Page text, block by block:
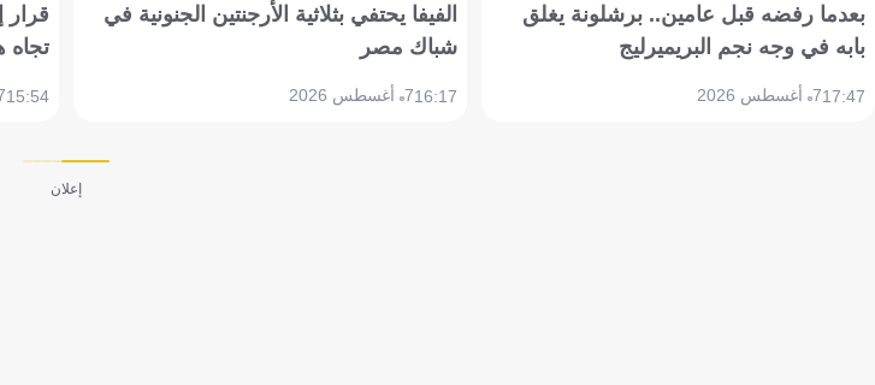
بعدما رفضه قبل عامين.. برشلونة يغلق
بابه في وجه نجم البريميرليج
17:477 أغسطس 2026
الفيفا يحتفي بثلاثية الأرجنتين الجنونية في
شباك مصر
16:177 أغسطس 2026 15:54
7
إعلان